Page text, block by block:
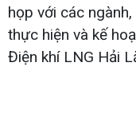
họp với các
thực hiện và kế
Điện khí LNG Hải